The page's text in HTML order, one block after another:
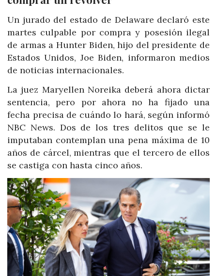
Un jurado del estado de Delaware declaró este
martes culpable por compra y posesión ilegal
de armas a Hunter Biden, hijo del presidente de
Estados Unidos, Joe Biden, informaron medios
de noticias internacionales.
La juez Maryellen Noreika deberá ahora dictar
sentencia, pero por ahora no ha fijado una
fecha precisa de cuándo lo hará, según informó
NBC News. Dos de los tres delitos que se le
imputaban contemplan una pena máxima de 10
años de cárcel, mientras que el tercero de ellos
se castiga con hasta cinco años.